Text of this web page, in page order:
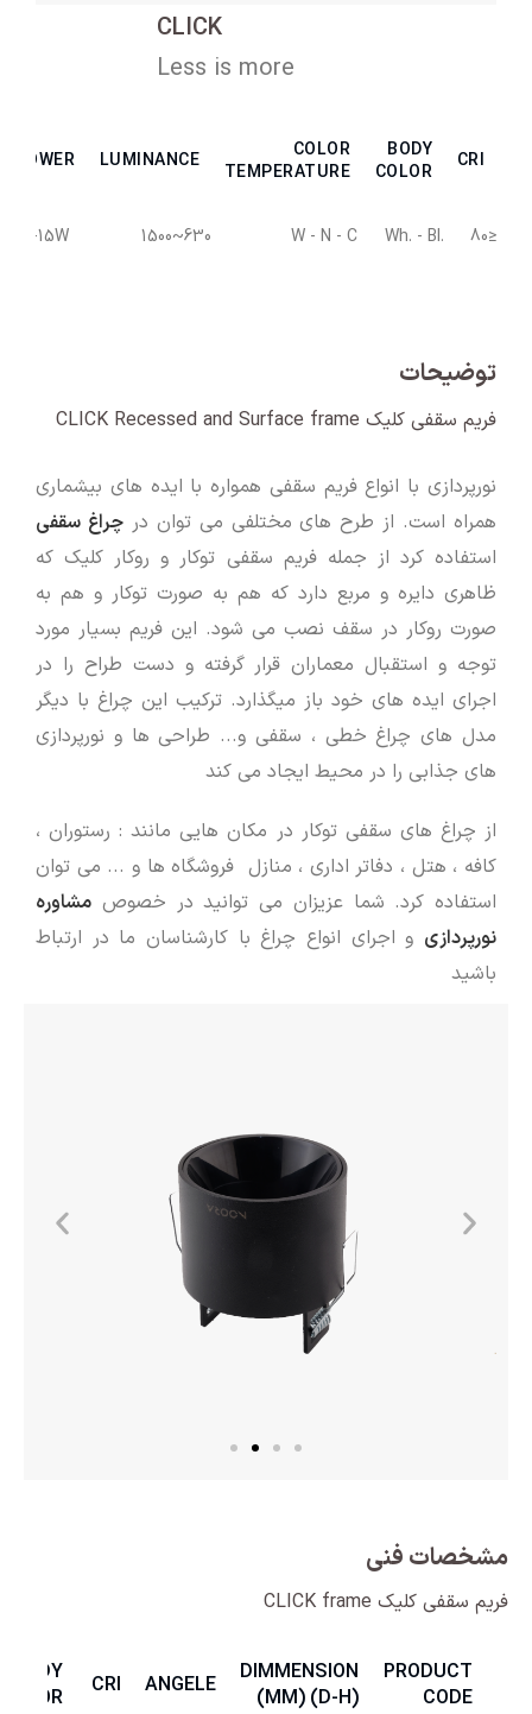
CLICK
Less is more
CRI
BODY
COLOR
COLOR
TEMPERATURE
LUMINANCE
POWER
≤80
.Wh. - Bl
630~1500
7-15W
توضیحات
فریم سقفی کلیک CLICK Recessed and Surface frame
نورپردازی با انواع فریم سقفی همواره با ایده های بیشماری
همراه است. از طرح های مختلفی می توان درچراغ سقفی
استفاده کرد از جمله فریم سقفی توکار و روکار کلیک که
ظاهری دایره و مربع دارد که هم به صورت توکار و هم به
صورت روکار در سقف نصب می شود. این فریم بسیار مورد
توجه و استقبال معماران قرار گرفته و دست طراح را در
اجرای ایده های خود باز میگذارد. ترکیب این چراغ با دیگر
مدل های چراغ خطی ، سقفی و... طراحی ها و نورپردازی
های جذابی را در محیط ایجاد می کند
از چراغ های سقفی توکار در مکان هایی مانند : رستوران ،
کافه ، هتل ، دفاتر اداری ، منازل فروشگاه ها و ... می توان
استفاده کرد. شما عزیزان می توانید در خصوص مشاوره
نورپردازی و اجرای انواع چراغ با کارشناسان ما در ارتباط
باشید
مشخصات فنی
فریم سقفی کلیک CLICK frame
PRODUCT
CODE
DIMMENSION
(MM) (D-H)
ANGELE
CRI
BODY
COLOR